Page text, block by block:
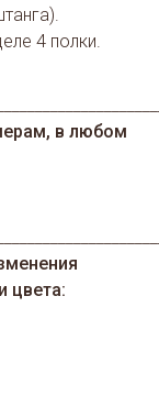
4 полки.
в любом
цвета: